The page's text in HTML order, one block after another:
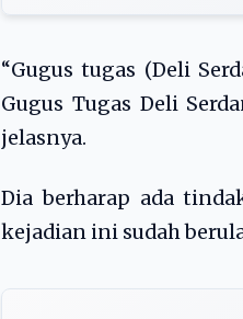
“Gugus tugas (Deli
Gugus Tugas Deli
jelasnya.
Dia berharap ada
kejadian ini sudah